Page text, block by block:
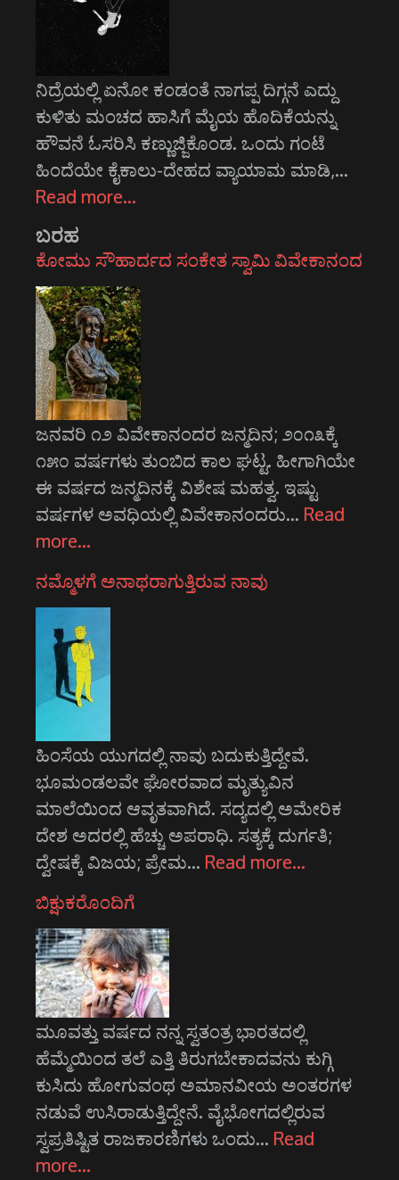
ನಿದ್ರೆಯಲ್ಲಿ ಏನೋ ಕಂಡಂತೆ ನಾಗಪ್ಪ ದಿಗ್ಗನೆ ಎದ್ದು
ಕುಳಿತು ಮಂಚದ ಹಾಸಿಗೆ ಮೈಯ ಹೊದಿಕೆಯನ್ನು
ಹೌವನೆ ಓಸರಿಸಿ ಕಣ್ಣುಜ್ಜಿಕೊಂಡ. ಒಂದು ಗಂಟೆ
ಹಿಂದೆಯೇ ಕೈಕಾಲು-ದೇಹದ ವ್ಯಾಯಾಮ ಮಾಡಿ,…
Read more…
ಬರಹ
ಕೋಮು ಸೌಹಾರ್ದದ ಸಂಕೇತ ಸ್ವಾಮಿ ವಿವೇಕಾನಂದ
ಜನವರಿ ೧೨ ವಿವೇಕಾನಂದರ ಜನ್ಮದಿನ; ೨೦೧೩ಕ್ಕೆ
೧೫೦ ವರ್ಷಗಳು ತುಂಬಿದ ಕಾಲ ಘಟ್ಟ. ಹೀಗಾಗಿಯೇ
ಈ ವರ್ಷದ ಜನ್ಮದಿನಕ್ಕೆ ವಿಶೇಷ ಮಹತ್ವ. ಇಷ್ಟು
ವರ್ಷಗಳ ಅವಧಿಯಲ್ಲಿ ವಿವೇಕಾನಂದರು… Read
more…
ನಮ್ಮೊಳಗೆ ಅನಾಥರಾಗುತ್ತಿರುವ ನಾವು
ಹಿಂಸೆಯ ಯುಗದಲ್ಲಿ ನಾವು ಬದುಕುತ್ತಿದ್ದೇವೆ.
ಭೂಮಂಡಲವೇ ಘೋರವಾದ ಮೃತ್ಯುವಿನ
ಮಾಲೆಯಿಂದ ಆವೃತವಾಗಿದೆ. ಸದ್ಯದಲ್ಲಿ ಅಮೇರಿಕ
ದೇಶ ಅದರಲ್ಲಿ ಹೆಚ್ಚು ಅಪರಾಧಿ. ಸತ್ಯಕ್ಕೆ ದುರ್ಗತಿ;
ದ್ವೇಷಕ್ಕೆ ವಿಜಯ; ಪ್ರೇಮ… Read more…
ಬಿಕ್ಷುಕರೊಂದಿಗೆ
ಮೂವತ್ತು ವರ್ಷದ ನನ್ನ ಸ್ವತಂತ್ರ ಭಾರತದಲ್ಲಿ
ಹೆಮ್ಮೆಯಿಂದ ತಲೆ ಎತ್ತಿ ತಿರುಗಬೇಕಾದವನು ಕುಗ್ಗಿ
ಕುಸಿದು ಹೋಗುವಂಥ ಅಮಾನವೀಯ ಅಂತರಗಳ
ನಡುವೆ ಉಸಿರಾಡುತ್ತಿದ್ದೇನೆ. ವೈಭೋಗದಲ್ಲಿರುವ
ಸ್ವಪ್ರತಿಷ್ಟಿತ ರಾಜಕಾರಣಿಗಳು ಒಂದು… Read
more…